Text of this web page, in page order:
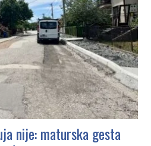
nije: maturska gesta